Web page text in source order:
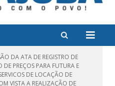
DA ATA DE REGISTRO DE
PREÇOS PARA FUTURA E
DE LOCAÇÃO DE
VISTA A REALIZAÇÃO DE